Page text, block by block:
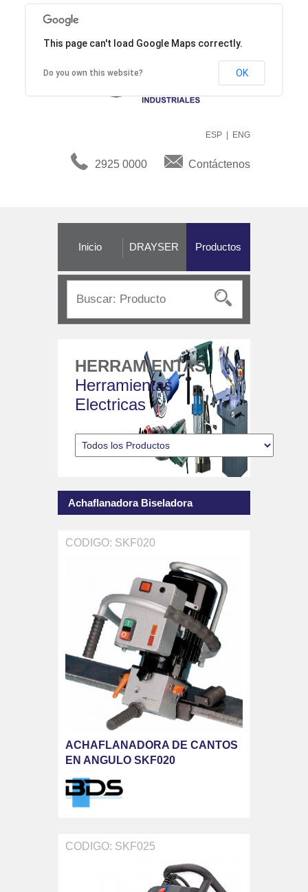
ESP ENG
Contáctenos
2925 0000
Inicio DRAYSER Productos
HERRAMIENTAS
Herramientas
Electricas
Achaflanadora Biseladora
CODIGO: SKF020
ACHAFLANADORA DE CANTOS
EN ANGULO SKF020
CODIGO: SKF025
This page can't load Google Maps correctly.
Do you own this website? OK